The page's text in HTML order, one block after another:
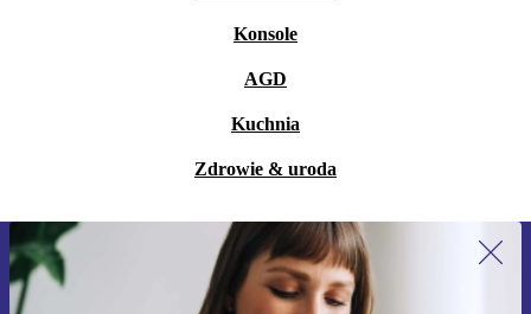
Konsole
AGD
Kuchnia
Zdrowie & uroda
Zapisz się na nasz newsletter!
Nie przegap żadnej oferty.